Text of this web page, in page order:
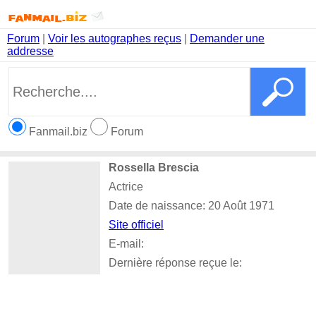
Forum Voir les autographes reçus
Demander une
addresse
Fanmail.biz Forum
Rossella Brescia
Actrice
Date de naissance: 20 Août 1971
Site officiel
E-mail:
Dernière réponse reçue le: